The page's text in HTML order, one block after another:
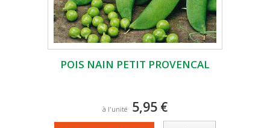
POIS NAIN PETIT PROVENCAL
à l'unité 5,95 €